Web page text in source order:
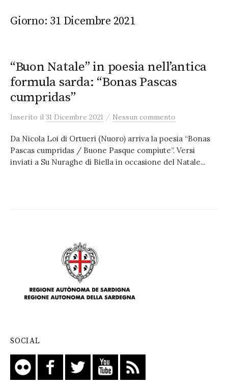
Giorno: 31 Dicembre 2021
“Buon Natale” in poesia nell’antica
formula sarda: “Bonas Pascas
cumpridas”
Inserito il 31 Dicembre 2021 / Nessun commento
Da Nicola Loi di Ortueri (Nuoro) arriva la poesia “Bonas
Pascas cumpridas / Buone Pasque compiute”. Versi
inviati a Su Nuraghe di Biella in occasione del Natale...
SOCIAL